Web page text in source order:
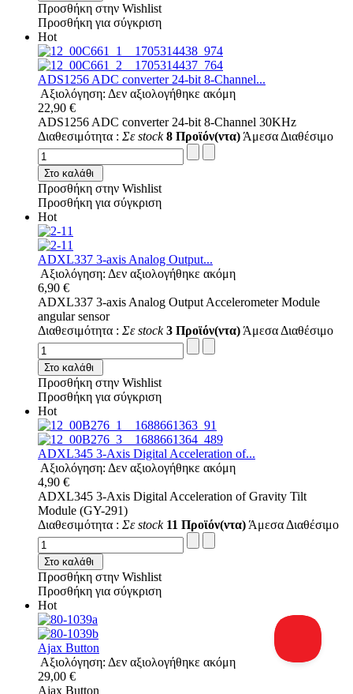
Προσθήκη στην Wishlist
Προσθήκη για σύγκριση
Hot
ADS1256 ADC converter 24-bit 8-Channel...
Αξιολόγηση: Δεν αξιολογήθηκε ακόμη
22,90 €
ADS1256 ADC converter 24-bit 8-Channel 30KHz
Διαθεσιμότητα : Σε stock 8 Προϊόν(ντα) Άμεσα Διαθέσιμο
Στο καλάθι
Προσθήκη στην Wishlist
Προσθήκη για σύγκριση
Hot
ADXL337 3-axis Analog Output...
Αξιολόγηση: Δεν αξιολογήθηκε ακόμη
6,90 €
ADXL337 3-axis Analog Output Accelerometer Module
angular sensor
Διαθεσιμότητα : Σε stock 3 Προϊόν(ντα) Άμεσα Διαθέσιμο
Στο καλάθι
Προσθήκη στην Wishlist
Προσθήκη για σύγκριση
Hot
ADXL345 3-Axis Digital Acceleration of...
Αξιολόγηση: Δεν αξιολογήθηκε ακόμη
4,90 €
ADXL345 3-Axis Digital Acceleration of Gravity Tilt
Module (GY-291)
Διαθεσιμότητα : Σε stock 11 Προϊόν(ντα) Άμεσα Διαθέσιμο
Στο καλάθι
Προσθήκη στην Wishlist
Προσθήκη για σύγκριση
Hot
Ajax Button
Αξιολόγηση: Δεν αξιολογήθηκε ακόμη
29,00 €
Ajax Button